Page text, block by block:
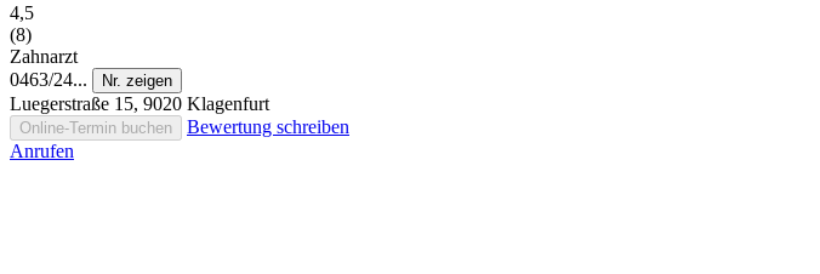
4,5
(8)
Zahnarzt
0463/24...
Nr. zeigen
Luegerstraße 15, 9020 Klagenfurt
Online-Termin buchen
Bewertung schreiben
Anrufen